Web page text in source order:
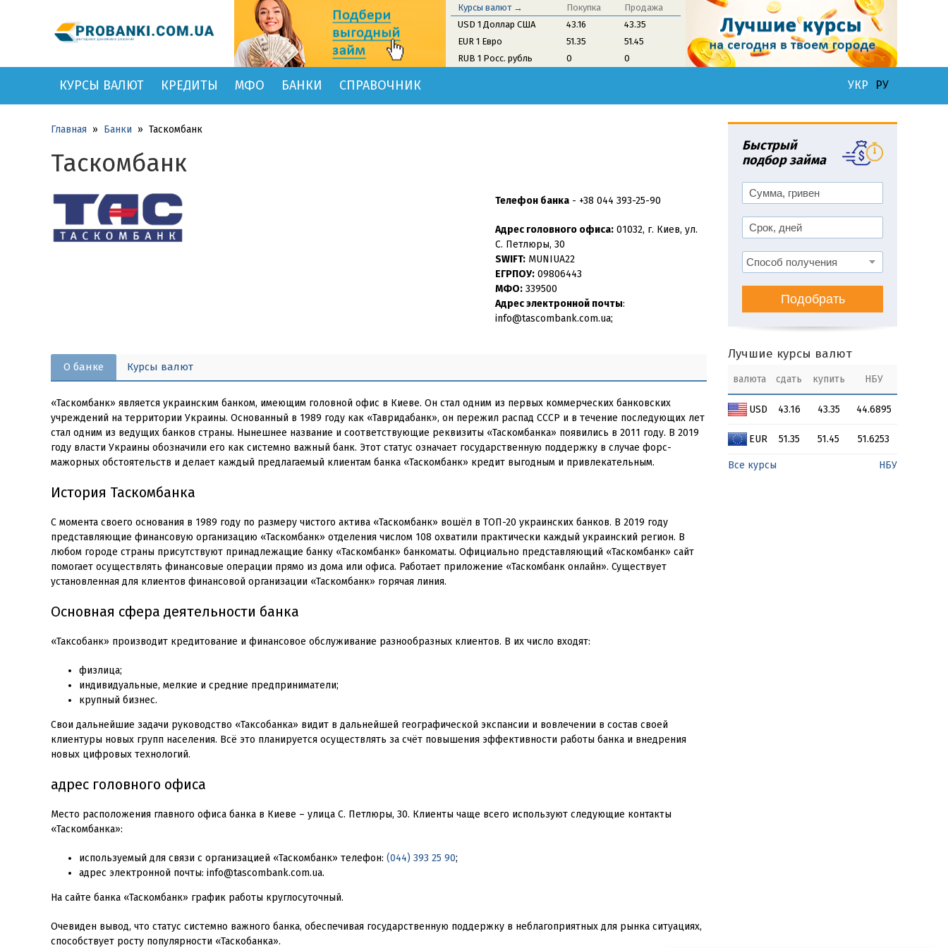
Курсы валют → Покупка
Продажа
USD 1 Доллар США
43.16
43.35
EUR 1 Евро
51.35
51.45
RUB 1 Росс. рубль
0 0
КУРСЫ ВАЛЮТ КРЕДИТЫ МФО БАНКИ СПРАВОЧНИК УКР РУ
Главная » Банки » Таскомбанк
Таскомбанк
Телефон банка - +38 044 393-25-90
Адрес головного офиса: 01032, г. Киев, ул.
С. Петлюры, 30
SWIFT: MUNIUA22
ЕГРПОУ: 09806443
МФО: 339500
Адрес электронной почты:
info@tascombank.com.ua;
О банке Курсы валют
«Таскомбанк» является украинским банком, имеющим головной офис в Киеве. Он стал одним из первых коммерческих банковских
учреждений на территории Украины. Основанный в 1989 году как «Тавридабанк», он пережил распад СССР и в течение последующих лет
стал одним из ведущих банков страны. Нынешнее название и соответствующие реквизиты «Таскомбанка» появились в 2011 году. В 2019
году власти Украины обозначили его как системно важный банк. Этот статус означает государственную поддержку в случае форс-
мажорных обстоятельств и делает каждый предлагаемый клиентам банка «Таскомбанк» кредит выгодным и привлекательным.
История Таскомбанка
С момента своего основания в 1989 году по размеру чистого актива «Таскомбанк» вошёл в ТОП-20 украинских банков. В 2019 году
представляющие финансовую организацию «Таскомбанк» отделения числом 108 охватили практически каждый украинский регион. В
любом городе страны присутствуют принадлежащие банку «Таскомбанк» банкоматы. Официально представляющий «Таскомбанк» сайт
помогает осуществлять финансовые операции прямо из дома или офиса. Работает приложение «Таскомбанк онлайн». Существует
установленная для клиентов финансовой организации «Таскомбанк» горячая линия.
Основная сфера деятельности банка
«Таксобанк» производит кредитование и финансовое обслуживание разнообразных клиентов. В их число входят:
физлица;
индивидуальные, мелкие и средние предприниматели;
крупный бизнес.
Свои дальнейшие задачи руководство «Таксобанка» видит в дальнейшей географической экспансии и вовлечении в состав своей
клиентуры новых групп населения. Всё это планируется осуществлять за счёт повышения эффективности работы банка и внедрения
новых цифровых технологий.
адрес головного офиса
Место расположения главного офиса банка в Киеве – улица С. Петлюры, 30. Клиенты чаще всего используют следующие контакты
«Таскомбанка»:
используемый для связи с организацией «Таскомбанк» телефон: (044) 393 25 90;
адрес электронной почты: info@tascombank.com.ua.
На сайте банка «Таскомбанк» график работы круглосуточный.
Очевиден вывод, что статус системно важного банка, обеспечивая государственную поддержку в неблагоприятных для рынка ситуациях,
способствует росту популярности «Таскобанка».
Быстрый
подбор займа
Подобрать
Лучшие курсы валют
валюта сдать купить НБУ
USD 43.16 43.35 44.6895
EUR 51.35 51.45 51.6253
Все курсы НБУ